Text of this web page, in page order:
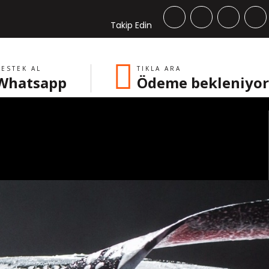
Takip Edin
AL TIKLA ARA
Ödeme bekleniyor